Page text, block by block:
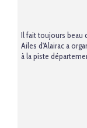
Il fait toujours beau
Ailes d'Alairac a
à la piste